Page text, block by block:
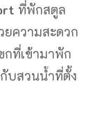
ที่พักสตูล
ความสะดวก
ที่เข้ามาพัก
บสวนน้ำที่ตั้ง